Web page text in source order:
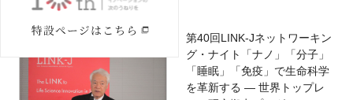
第40回LINK-Jネットワーキン
グ・ナイト「ナノ」「分子」
「睡眠」「免疫」で生命科学
を革新する ― 世界トップレ